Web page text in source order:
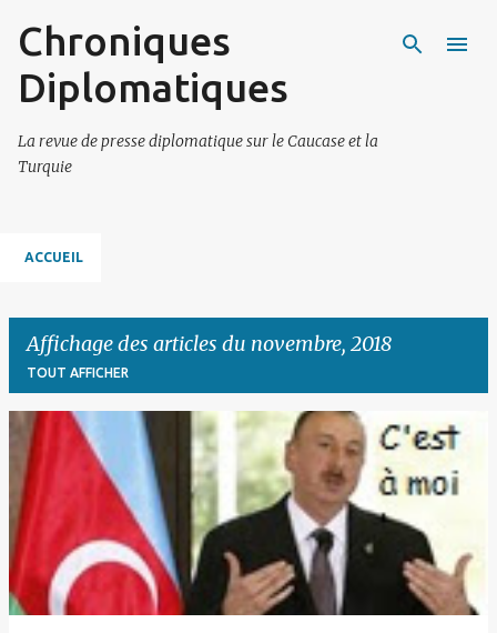
Accéder au contenu principal
Chroniques
Diplomatiques
La revue de presse diplomatique sur le Caucase et la
Turquie
ACCUEIL
Affichage des articles du novembre, 2018
TOUT AFFICHER
c